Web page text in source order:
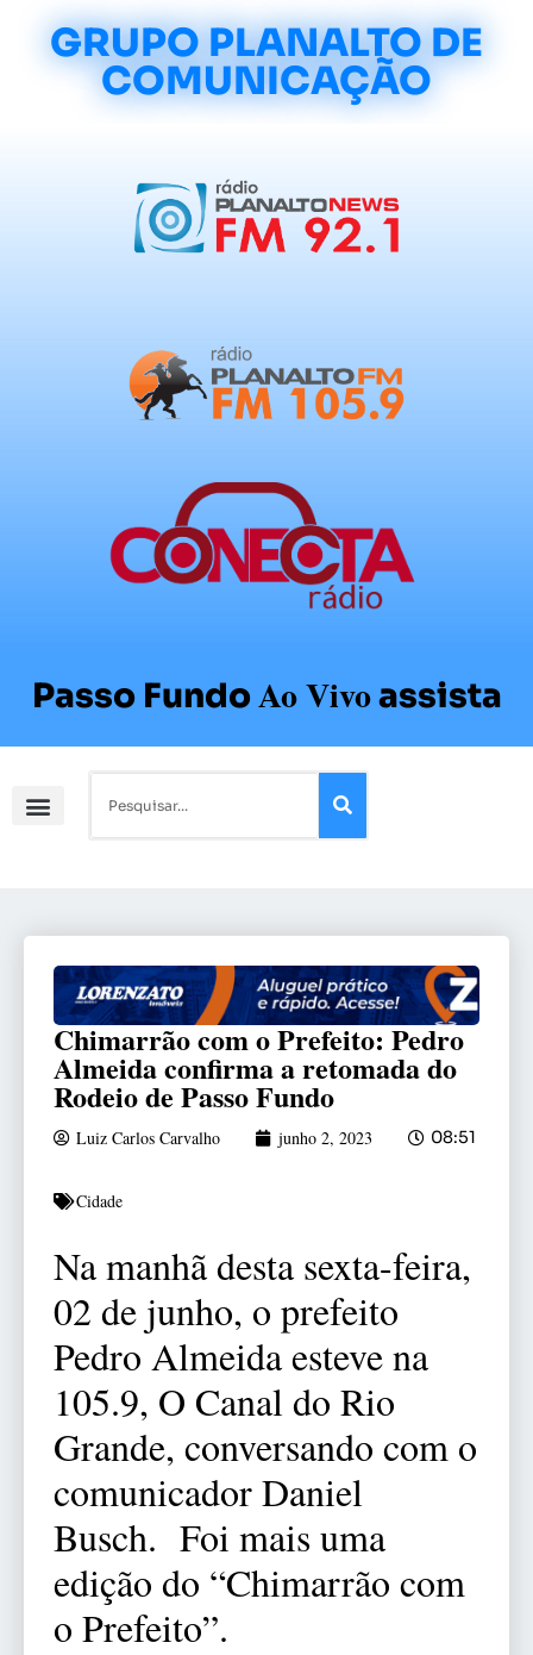
GRUPO PLANALTO DE
COMUNICAÇÃO
Passo FundoAo Vivoassista
Chimarrão com o Prefeito: Pedro
Almeida confirma a retomada do
Rodeio de Passo Fundo
Luiz Carlos Carvalho junho 2, 2023 08:51
Cidade
Na manhã desta sexta-feira,
02 de junho, o prefeito
Pedro Almeida esteve na
105.9, O Canal do Rio
Grande, conversando com o
comunicador Daniel
Busch. Foi mais uma
edição do “Chimarrão com
o Prefeito”.